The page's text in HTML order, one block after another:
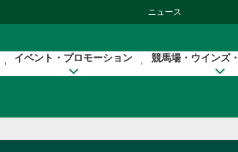
ニュース
イベント・プロモーション 競馬場・ウインズ